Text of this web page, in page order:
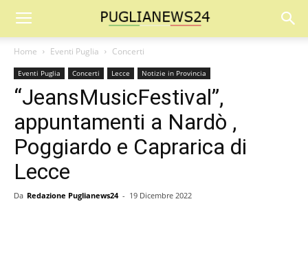
Home Eventi Puglia Concerti
Eventi Puglia Concerti Lecce Notizie in Provincia
“JeansMusicFestival”,
appuntamenti a Nardò ,
Poggiardo e Caprarica di
Lecce
Da Redazione Puglianews24 - 19 Dicembre 2022